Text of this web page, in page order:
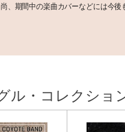
、期間中の楽曲カバーなどには今後
ル・コレクショ